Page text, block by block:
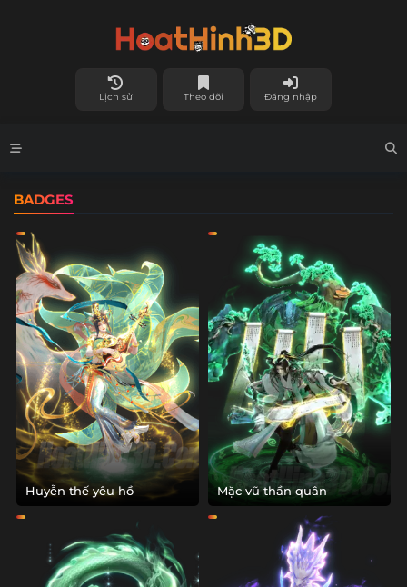
Lịch sử Theo dõi Đăng nhập
BADGES
Huyễn thế yêu hồ Mặc vũ thần quân